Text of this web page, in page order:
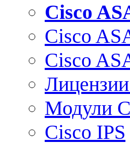
Cisco
Cisco
Cisco
Модули
Cisco IPS